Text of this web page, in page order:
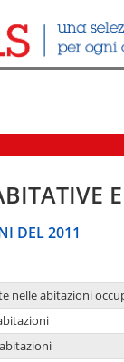
DEL 2011
nelle abitazioni